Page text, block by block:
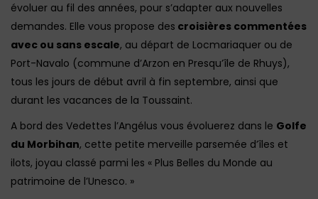
évoluer au fil des années, pour s’adapter aux nouvelles
demandes. Elle vous propose des croisières commentées
avec ou sans escale, au départ de Locmariaquer ou de
Port-Navalo (commune d’Arzon en Presqu’île de Rhuys),
tous les jours de début avril à fin septembre, ainsi que
durant les vacances de la Toussaint.
A bord des Vedettes l’Angélus vous évoluerez dans le Golfe
du Morbihan, cette petite merveille parsemée d’îles et
ilots, joyau classé parmi les « Plus Belles du Monde au
patrimoine de l’Unesco. »